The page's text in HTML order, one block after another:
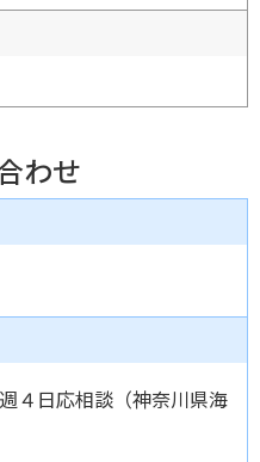
わせ
４日応相談（神奈川県海